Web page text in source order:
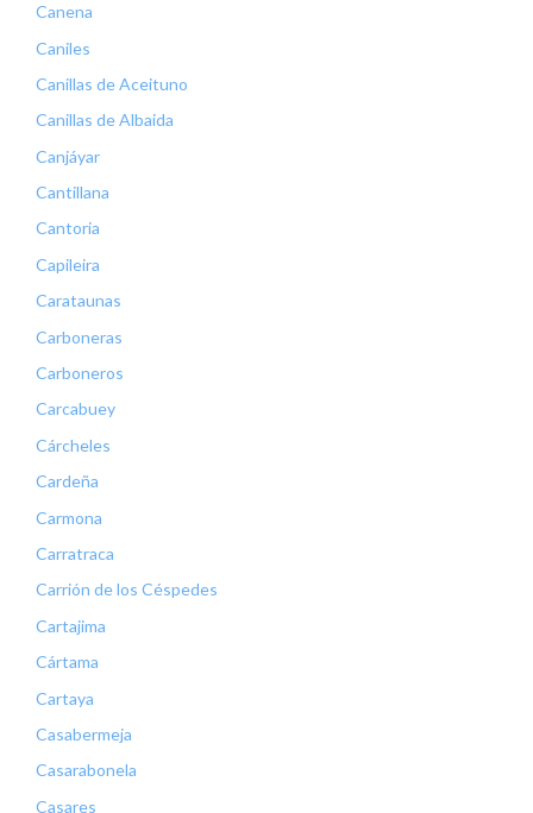
Canena
Caniles
Canillas de Aceituno
Canillas de Albaida
Canjáyar
Cantillana
Cantoria
Capileira
Carataunas
Carboneras
Carboneros
Carcabuey
Cárcheles
Cardeña
Carmona
Carratraca
Carrión de los Céspedes
Cartajima
Cártama
Cartaya
Casabermeja
Casarabonela
Casares